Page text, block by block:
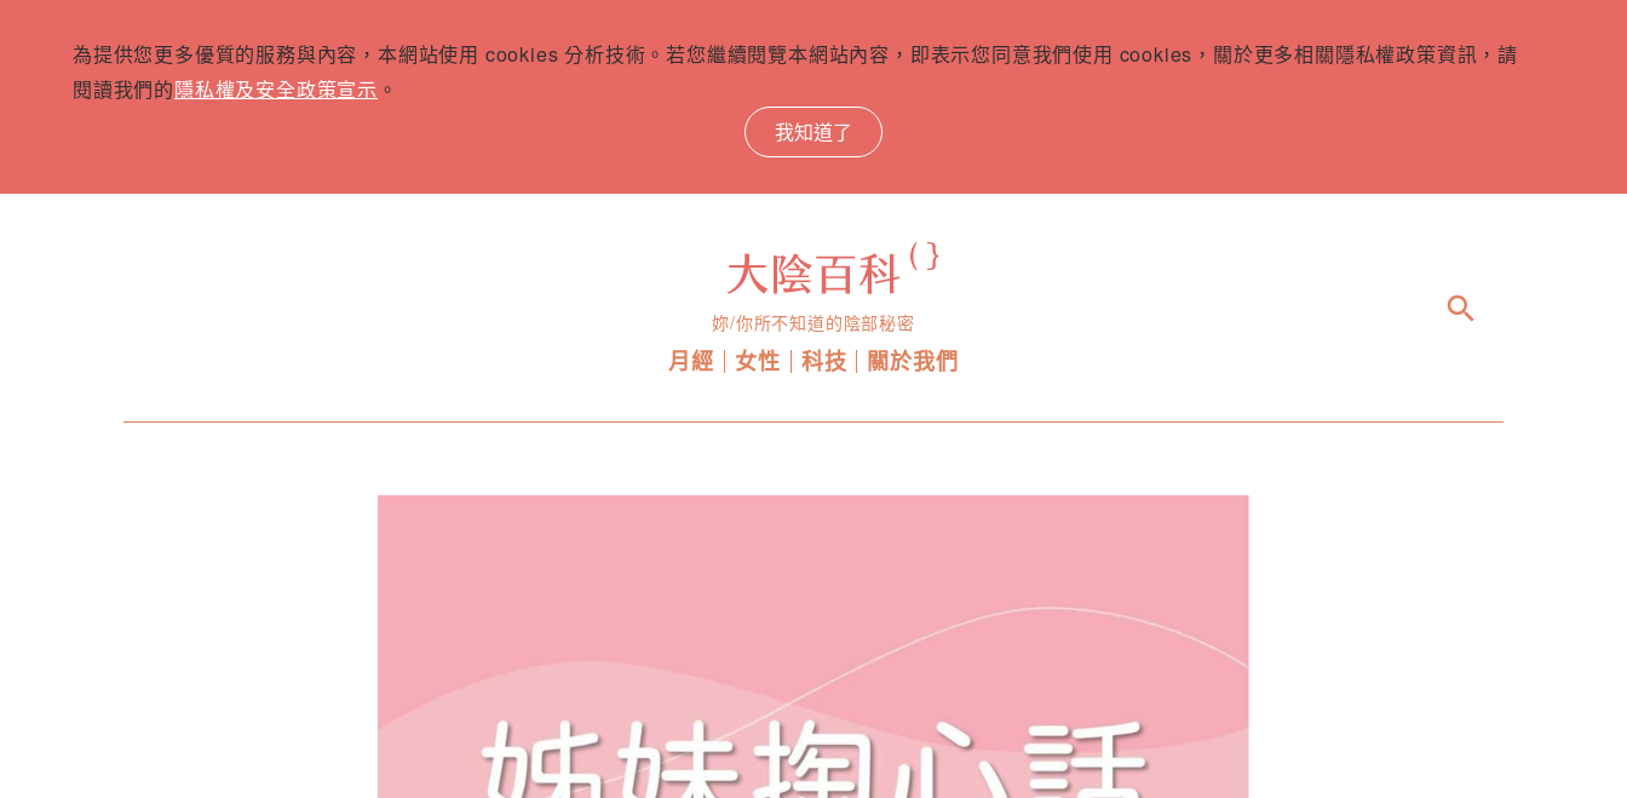
為提供您更多優質的服務與內容，本網站使用 cookies 分析技術。若您繼續閱覽本網站內容，即表示您同意我們使用 cookies，關於更多相關隱私權政策資訊，請
閱讀我們的隱私權及安全政策宣示 。
我知道了
妳/你所不知道的陰部秘密
月經 女性 科技 關於我們
search